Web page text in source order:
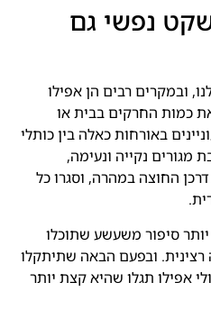
נפשי גם
ובמקרים רבים הן אפילו
כמות החרקים בבית או
באורחות כאלה בין כותלי
מגורים נקייה ונעימה,
החוצה במהרה, וסגרו כל
סיפור משעשע שתוכלו
ובפעם הבאה שתיתקלו
אפילו תגלו שהיא קצת יותר